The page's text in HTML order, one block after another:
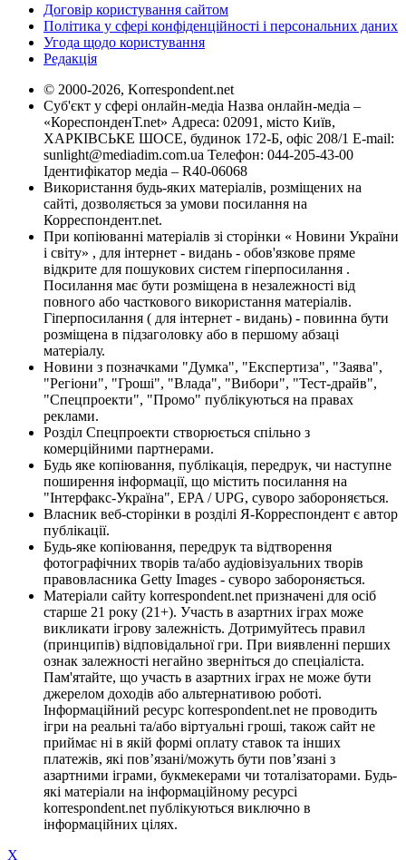
Договір користування сайтом
Політика у сфері конфіденційності і персональних даних
Угода щодо користування
Редакція
© 2000-2026, Korrespondent.net
Суб'єкт у сфері онлайн-медіа Назва онлайн-медіа –
«КореспонденТ.net» Адреса: 02091, місто Київ,
ХАРКІВСЬКЕ ШОСЕ, будинок 172-Б, офіс 208/1 E-mail:
sunlight@mediadim.com.ua Телефон: 044-205-43-00
Ідентифікатор медіа – R40-06068
Використання будь-яких матеріалів, розміщених на
сайті, дозволяється за умови посилання на
Корреспондент.net.
При копіюванні матеріалів зі сторінки « Новини України
і світу» , для інтернет - видань - обов'язкове пряме
відкрите для пошукових систем гіперпосилання .
Посилання має бути розміщена в незалежності від
повного або часткового використання матеріалів.
Гіперпосилання ( для інтернет - видань) - повинна бути
розміщена в підзаголовку або в першому абзаці
матеріалу.
Новини з позначками "Думка", "Експертиза", "Заява",
"Регіони", "Гроші", "Влада", "Вибори", "Тест-драйв",
"Спецпроекти", "Промо" публікуються на правах
реклами.
Розділ Спецпроекти створюється спільно з
комерційними партнерами.
Будь яке копіювання, публікація, передрук, чи наступне
поширення інформації, що містить посилання на
"Інтерфакс-Україна", EPA / UPG, суворо забороняється.
Власник веб-сторінки в розділі Я-Корреспондент є автор
публікації.
Будь-яке копіювання, передрук та відтворення
фотографічних творів та/або аудіовізуальних творів
правовласника Getty Images - суворо забороняється.
Матеріали сайту korrespondent.net призначені для осіб
старше 21 року (21+). Участь в азартних іграх може
викликати ігрову залежність. Дотримуйтесь правил
(принципів) відповідальної гри. При виявленні перших
ознак залежності негайно зверніться до спеціаліста.
Пам'ятайте, що участь в азартних іграх не може бути
джерелом доходів або альтернативою роботі.
Інформаційний ресурс korrespondent.net не проводить
ігри на реальні та/або віртуальні гроші, також сайт не
приймає ні в якій формі оплату ставок та інших
платежів, які пов’язані/можуть бути пов’язані з
азартними іграми, букмекерами чи тоталізаторами. Будь-
які матеріали на інформаційному ресурсі
korrespondent.net публікуються виключно в
інформаційних цілях.
X